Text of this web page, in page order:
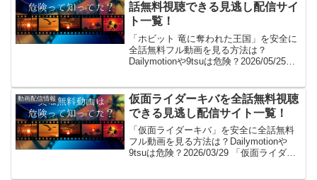
話無料視聴できる見逃し配信サイ
ト一覧！
「ホビット 竜に奪われた王国」を安全に
全話無料フル動画を見る方法は？
Dailymotionや9tsuは危険？2026/05/25
やパンドラはサービス終了、...
動画配信情報
仮面ライダーキバを全話無料視聴
できる見逃し配信サイト一覧！
「仮面ライダーキバ」を安全に全話無料
フル動画を見る方法は？Dailymotionや
9tsuは危険？2026/03/29 「仮面ライダー